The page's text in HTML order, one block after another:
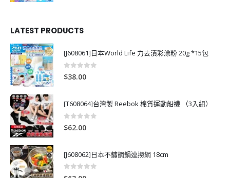
LATEST PRODUCTS
[J608061]日本World Life 力去漬彩漂粉 20g *15包
0out of 5
$38.00
[T608064]台灣製 Reebok 棉質運動船襪 （3入組）
0
$62.00
[J608062]日本不鏽鋼鍋連撈網 18cm
0